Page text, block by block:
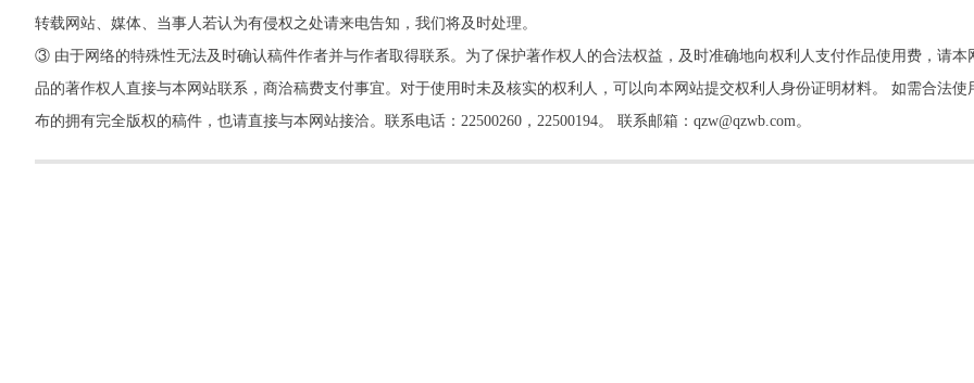
转载网站、媒体、当事人若认为有侵权之处请来电告知，我们将及时处理。
③ 由于网络的特殊性无法及时确认稿件作者并与作者取得联系。为了保护著作权人的合法权益，及时准确地向权利人支付作品使用费，请本
品的著作权人直接与本网站联系，商洽稿费支付事宜。对于使用时未及核实的权利人，可以向本网站提交权利人身份证明材料。 如需合法使
布的拥有完全版权的稿件，也请直接与本网站接洽。联系电话：22500260，22500194。 联系邮箱：qzw@qzwb.com。